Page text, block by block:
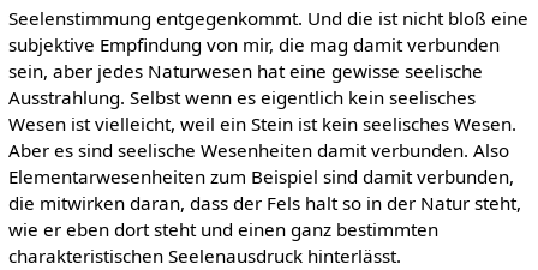
Seelenstimmung entgegenkommt. Und die ist nicht bloß eine
subjektive Empfindung von mir, die mag damit verbunden
sein, aber jedes Naturwesen hat eine gewisse seelische
Ausstrahlung. Selbst wenn es eigentlich kein seelisches
Wesen ist vielleicht, weil ein Stein ist kein seelisches Wesen.
Aber es sind seelische Wesenheiten damit verbunden. Also
Elementarwesenheiten zum Beispiel sind damit verbunden,
die mitwirken daran, dass der Fels halt so in der Natur steht,
wie er eben dort steht und einen ganz bestimmten
charakteristischen Seelenausdruck hinterlässt.